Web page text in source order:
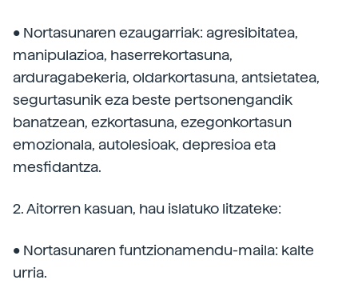
• Nortasunaren ezaugarriak: agresibitatea,
manipulazioa, haserrekortasuna,
arduragabekeria, oldarkortasuna, antsietatea,
segurtasunik eza beste pertsonengandik
banatzean, ezkortasuna, ezegonkortasun
emozionala, autolesioak, depresioa eta
mesfidantza.
2. Aitorren kasuan, hau islatuko litzateke:
• Nortasunaren funtzionamendu-maila: kalte
urria.